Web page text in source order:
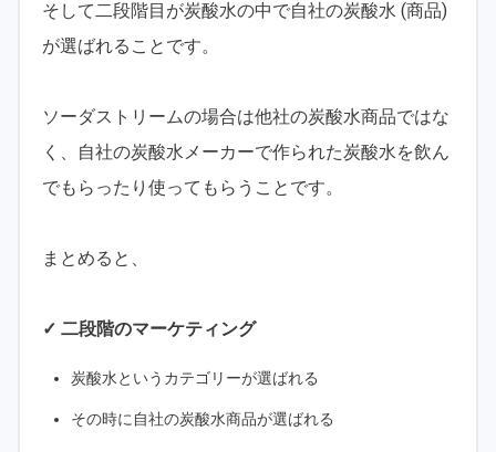
そして二段階目が炭酸水の中で自社の炭酸水 (商品)
が選ばれることです。
ソーダストリームの場合は他社の炭酸水商品ではな
く、自社の炭酸水メーカーで作られた炭酸水を飲ん
でもらったり使ってもらうことです。
まとめると、
✓ 二段階のマーケティング
炭酸水というカテゴリーが選ばれる
その時に自社の炭酸水商品が選ばれる